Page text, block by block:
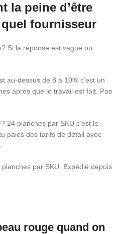
la peine d’être
quel fournisseur
Si la réponse est vague ou
au-dessus de 8 à 10% c’est un
après que le travail est fait. Pas
24 planches par SKU c’est le
paies des tarifs de détail avec
par SKU. Expédié depuis
rouge quand on